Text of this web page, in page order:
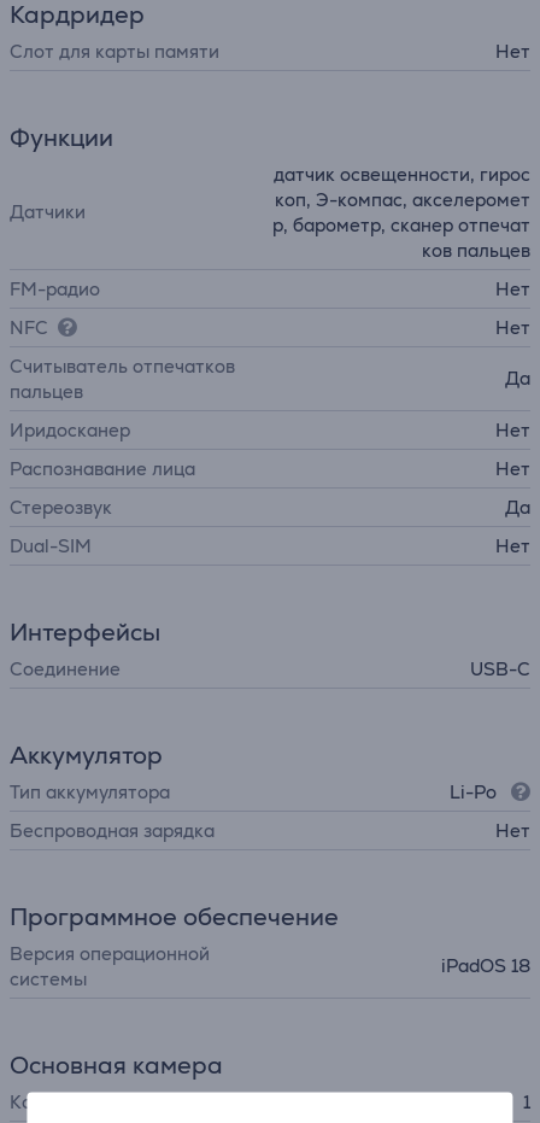
Кардридер
Слот для карты памяти Нет
Функции
Датчики
датчик освещенности, гирос
коп, Э-компас, акселеромет
р, барометр, сканер отпечат
ков пальцев
FM-радио
Нет
NFC
Нет
Считыватель отпечатков
пальцев
Да
Иридосканер
Нет
Распознавание лица
Нет
Стереозвук
Да
Dual-SIM
Нет
Интерфейсы
Соединение USB-C
Аккумулятор
Тип аккумулятора
Li-Po
Беспроводная зарядка
Нет
Программное обеспечение
Версия операционной
системы
iPadOS 18
Основная камера
Количество задних камер 1